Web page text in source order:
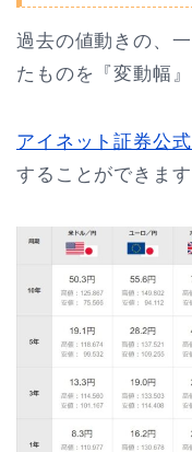
過去の値動きの、
たものを『変動幅』
アイネット証券公
することができま